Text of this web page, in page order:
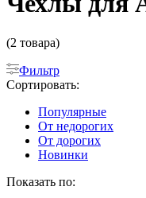
(2 товара)
Фильтр
Сортировать:
Популярные
От недорогих
От дорогих
Новинки
Показать по: